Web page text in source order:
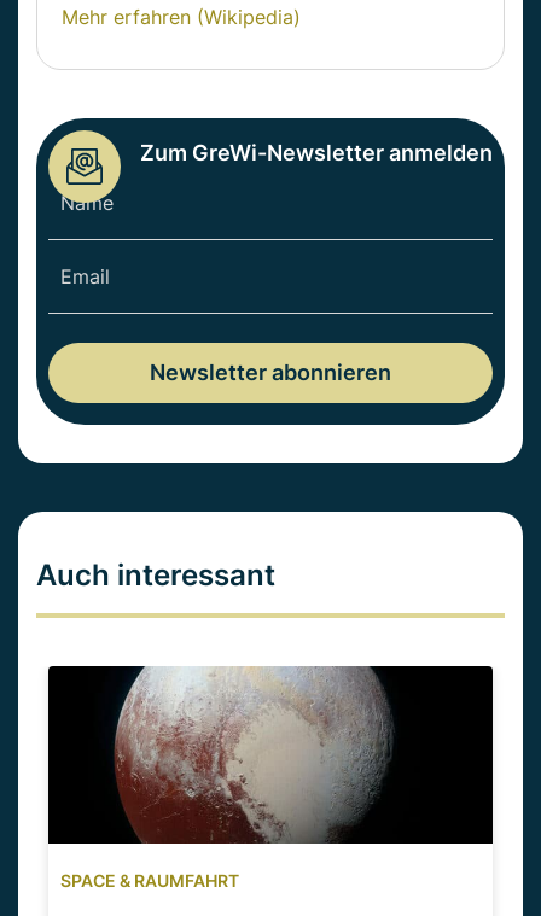
Mehr erfahren (Wikipedia)
Zum GreWi-Newsletter anmelden
Auch interessant
SPACE & RAUMFAHRT